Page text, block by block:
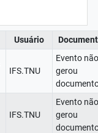
Usuário
IFS.TNU
Evento não
gerou
IFS.TNU
Evento não
gerou